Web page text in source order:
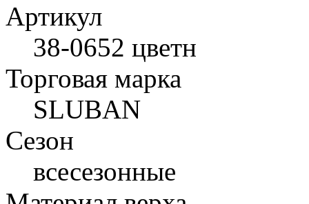
Артикул
38-0652 цветн
Торговая марка
SLUBAN
Сезон
всесезонные